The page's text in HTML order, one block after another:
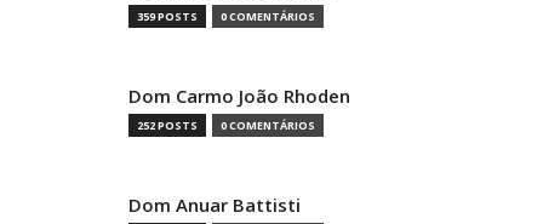
359 POSTS 0 COMENTÁRIOS
Dom Carmo João Rhoden
252 POSTS 0 COMENTÁRIOS
Dom Anuar Battisti